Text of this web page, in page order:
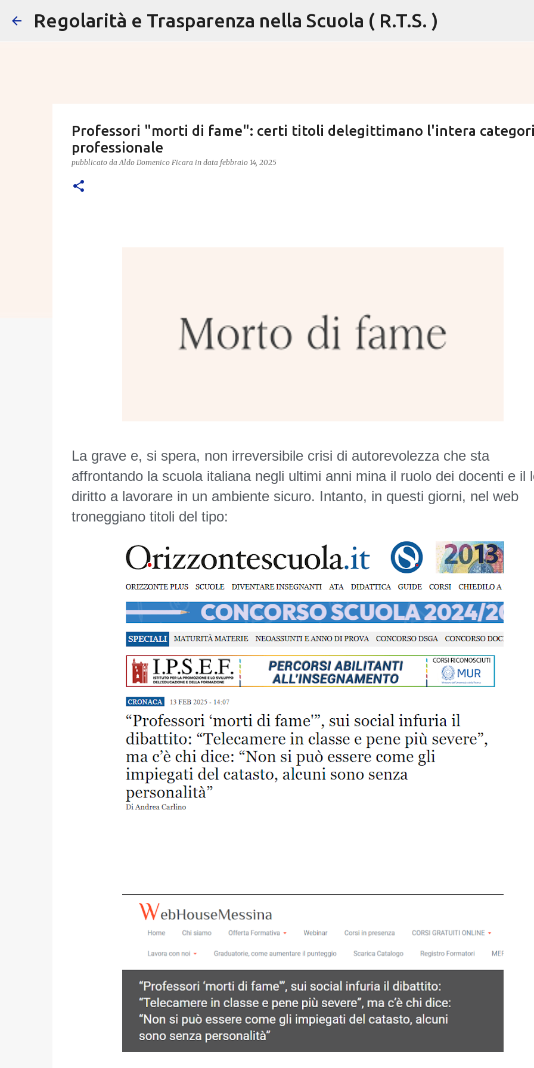
Passa ai contenuti principali
Regolarità e Trasparenza nella Scuola ( R.T.S. )
Professori "morti di fame": certi titoli delegittimano l'intera
professionale
pubblicato daAldo Domenico Ficara in data febbraio 14, 2025
La grave e, si spera, non irreversibile crisi di autorevolezzache sta
affrontando la scuola italiana negli ultimi anni mina il ruolo dei docenti e il
diritto a lavorare in un ambiente sicuro. Intanto, in questi giorni, nel web
troneggiano titoli del tipo: